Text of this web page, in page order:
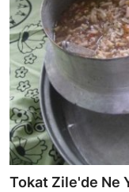
Tokat Zile'de Ne